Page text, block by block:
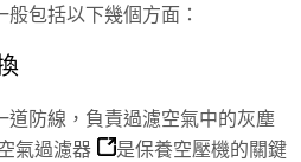
包括以下幾個方面：
道防線，負責過濾空氣中的灰塵
氣過濾器
是保養空壓機的關鍵